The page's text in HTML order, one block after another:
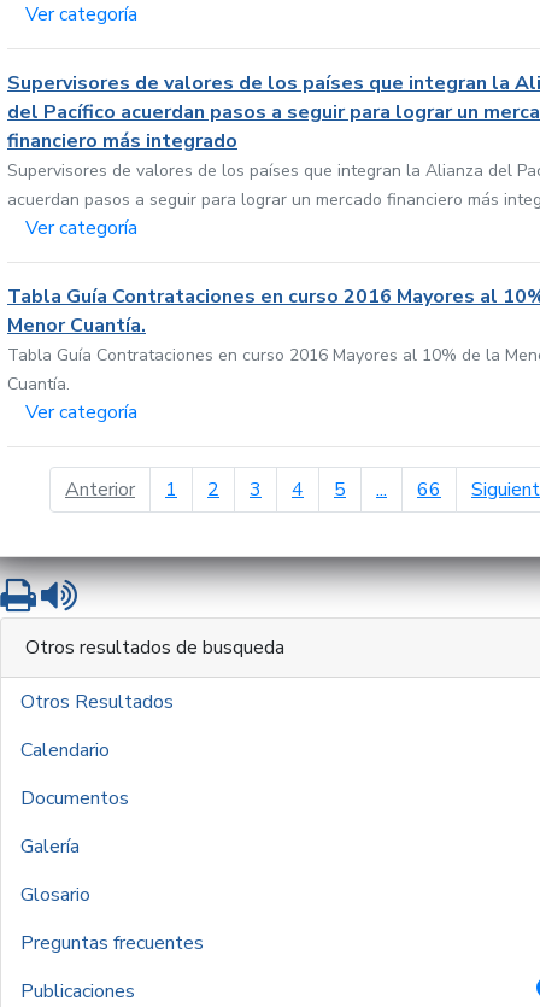
Ver categoría
Supervisores de valores de los países que integran la
del Pacífico acuerdan pasos a seguir para lograr un
financiero más integrado
Supervisores de valores de los países que integran la Alianza del
acuerdan pasos a seguir para lograr un mercado financiero más
Ver categoría
Tabla Guía Contrataciones en curso 2016 Mayores al
Menor Cuantía.
Tabla Guía Contrataciones en curso 2016 Mayores al 10% de la
Cuantía.
Ver categoría
Anteriorpágina anterior
1 2 3 4 5 ... 66
ImprimirLeer contenido
Otros resultados de busqueda
Otros Resultados
Calendario
Documentos
Galería
Glosario
Preguntas frecuentes
Publicaciones